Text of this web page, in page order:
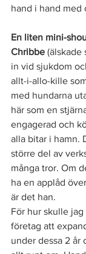
hand i hand med
En liten mini-
Chribbe (älskade
in vid sjukdom
allt-i-allo-kille
med hundarna
här som en
engagerad och
alla bitar i hamn.
större del av
många tror. Om
ha en applåd
är det han.
För hur skulle
företag att
under dessa 2 år